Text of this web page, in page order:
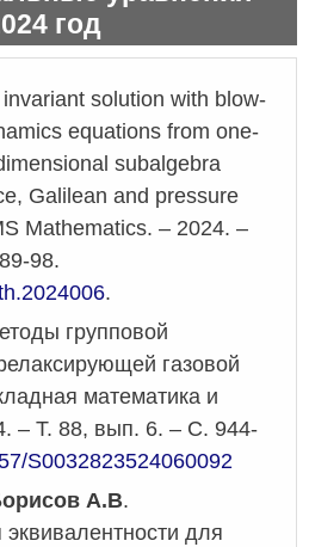
год
solution with blow-
equations from one-
subalgebra
Galilean and pressure
Mathematics. – 2024. –
98.
.
групповой
газовой
математика и
– Т. 88, вып. 6. – С. 944-
S0032823524060092
А.В.
для